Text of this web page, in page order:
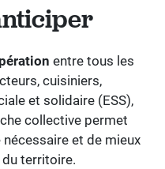
entre tous les
cuisiniers,
et solidaire (ESS),
collective permet
et de mieux
territoire.